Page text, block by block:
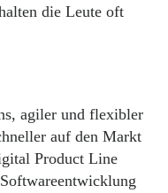
die Leute oft
agiler und flexibler
auf den Markt
Product Line